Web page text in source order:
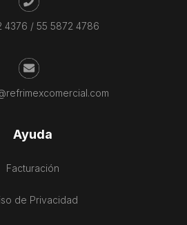
4376 / 55 5872 4786
Ayuda
Facturación
de Privacidad